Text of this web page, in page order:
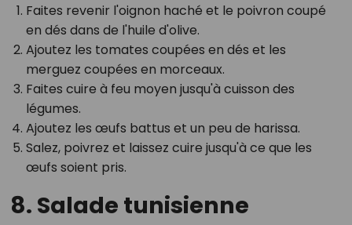
Faites revenir l'oignon haché et le poivron coupé
en dés dans de l'huile d'olive.
Ajoutez les tomates coupées en dés et les
merguez coupées en morceaux.
Faites cuire à feu moyen jusqu'à cuisson des
légumes.
Ajoutez les œufs battus et un peu de harissa.
Salez, poivrez et laissez cuire jusqu'à ce que les
œufs soient pris.
8. Salade tunisienne